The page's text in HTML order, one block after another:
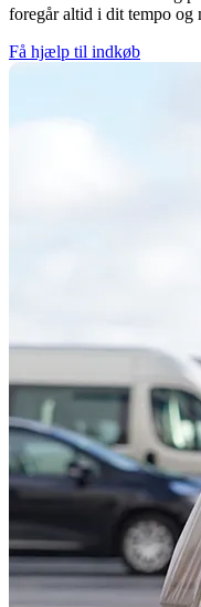
foregår altid i dit tempo og
Få hjælp til indkøb